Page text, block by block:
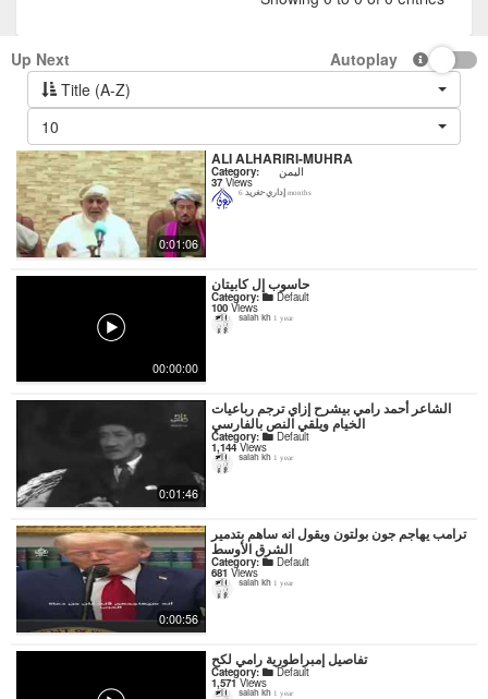
Up Next
Autoplay
Title (A-Z)
10
0:01:06
ALI ALHARIRI-MUHRA
Category: اليمن
37Views
إداري-تغريد 6 months
00:00:00
حاسوب إل كابيتان
Category: Default
100 Views
salah kh 1 year
0:01:46
‏الشاعر أحمد رامي بيشرح إزاي ترجم رباعيات
الخيام ويلقي النص بالفارسي
Category: Default
1,144Views
salah kh 1 year
0:00:56
ترامب يهاجم جون بولتون ويقول انه ساهم بتدمير
الشرق الأوسط
Category: Default
681 Views
salah kh 1 year
تفاصيل إمبراطورية رامي لكح
Category: Default
1,571Views
salah kh 1 year